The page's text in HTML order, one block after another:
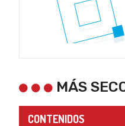
MÁS
CONTENIDOS